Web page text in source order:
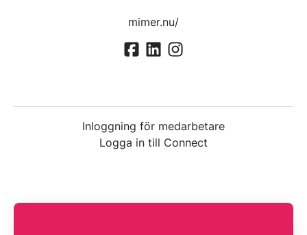
mimer.nu/
Inloggning för medarbetare
Logga in till Connect